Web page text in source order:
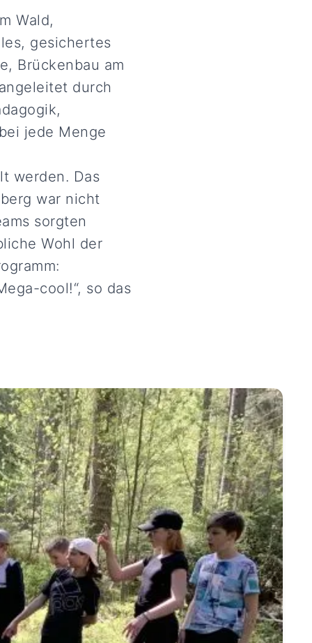
Wald,
gesichertes
Brückenbau am
durch
jede Menge
werden. Das
war nicht
sorgten
Wohl der
cool!“, so das